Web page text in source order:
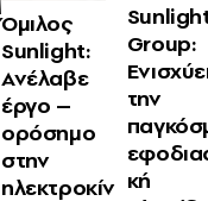
Όμιλος
Sunlight:
Ανέλαβε
έργο –
ορόσημο
στην
ηλεκτροκίν
Group:
την
κή